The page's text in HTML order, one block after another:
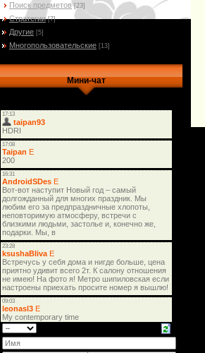
Поиск предметов [23]
Стратегии [7]
Другие [5]
Многопользовательские [13]
Мини-чат